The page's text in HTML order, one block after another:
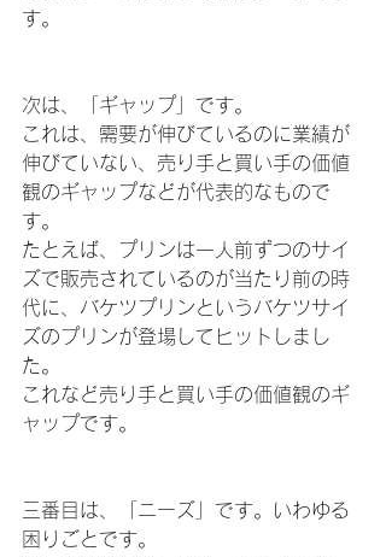
す。
次は、「ギャップ」です。
これは、需要が伸びているのに業績が
伸びていない、売り手と買い手の価値
観のギャップなどが代表的なもので
す。
たとえば、プリンは一人前ずつのサイ
ズで販売されているのが当たり前の時
代に、バケツプリンというバケツサイ
ズのプリンが登場してヒットしまし
た。
これなど売り手と買い手の価値観のギ
ャップです。
三番目は、「ニーズ」です。いわゆる
困りごとです。